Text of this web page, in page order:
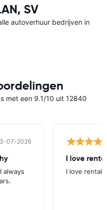
SV
autoverhuur bedrijven in
met een 9.1/10 uit 12840
07-2026
always
I love
I love rental